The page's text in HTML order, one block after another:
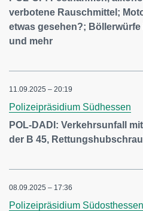
verbotene Rauschmittel;
etwas gesehen?;
und mehr
11.09.2025 – 20:19
Polizeipräsidium Südhessen
POL-DADI: Verkehrsunfall
der B 45,
08.09.2025 – 17:36
Polizeipräsidium Südosthessen